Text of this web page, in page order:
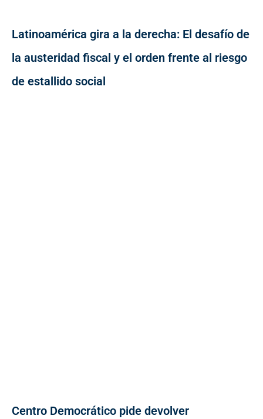
Latinoamérica gira a la derecha: El desafío de
la austeridad fiscal y el orden frente al riesgo
de estallido social
Centro Democrático pide devolver